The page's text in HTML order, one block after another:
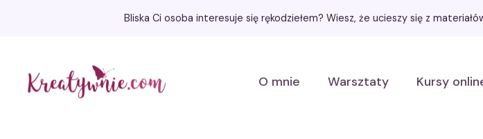
Bliska Ci osoba interesuje się rękodziełem? Wiesz, że ucieszy się z
Kreatywnie.com O mnie Warsztaty Kursy